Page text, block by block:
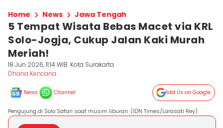
Home News Jawa Tengah
5 Tempat Wisata Bebas Macet via KRL
Solo-Jogja, Cukup Jalan Kaki Murah
Meriah!
18 Jun 2026, 11:14 WIB Kota Surakarta
Dhana Kencana
News Channel Add Us on Google
Pengujung di Solo Safari saat musim liburan. (IDN Times/Larasati Rey)